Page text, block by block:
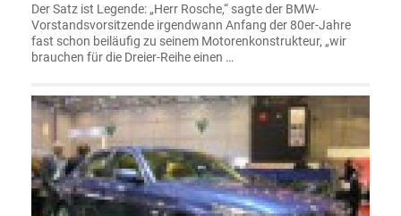
Der Satz ist Legende: „Herr Rosche,“ sagte der BMW-
Vorstandsvorsitzende irgendwann Anfang der 80er-Jahre
fast schon beiläufig zu seinem Motorenkonstrukteur, „wir
brauchen für die Dreier-Reihe einen …